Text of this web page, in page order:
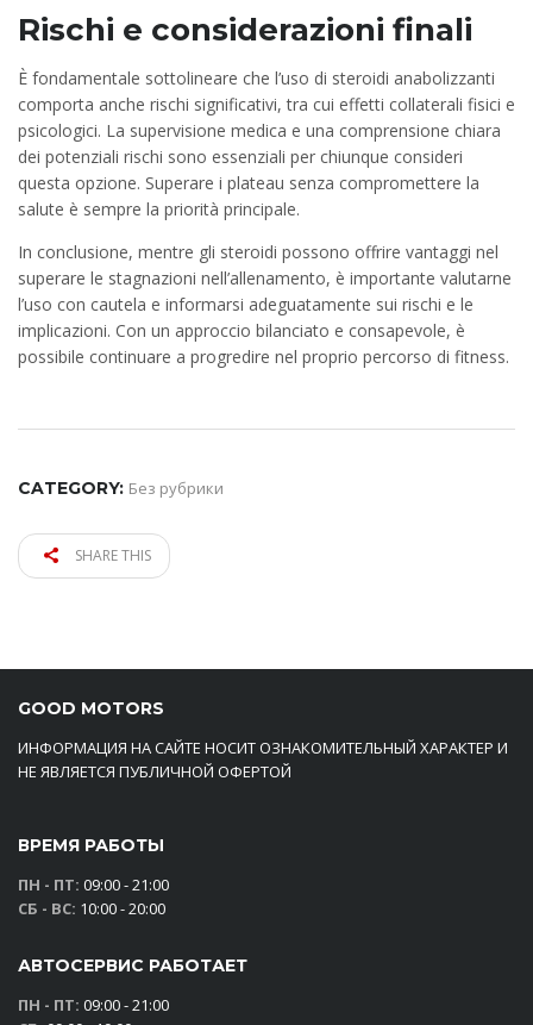
Rischi e considerazioni finali
È fondamentale sottolineare che l’uso di steroidi anabolizzanti
comporta anche rischi significativi, tra cui effetti collaterali fisici e
psicologici. La supervisione medica e una comprensione chiara
dei potenziali rischi sono essenziali per chiunque consideri
questa opzione. Superare i plateau senza compromettere la
salute è sempre la priorità principale.
In conclusione, mentre gli steroidi possono offrire vantaggi nel
superare le stagnazioni nell’allenamento, è importante valutarne
l’uso con cautela e informarsi adeguatamente sui rischi e le
implicazioni. Con un approccio bilanciato e consapevole, è
possibile continuare a progredire nel proprio percorso di fitness.
CATEGORY: Без рубрики
SHARE THIS
GOOD MOTORS
ИНФОРМАЦИЯ НА САЙТЕ НОСИТ ОЗНАКОМИТЕЛЬНЫЙ ХАРАКТЕР И
НЕ ЯВЛЯЕТСЯ ПУБЛИЧНОЙ ОФЕРТОЙ
ВРЕМЯ РАБОТЫ
ПН - ПТ: 09:00 - 21:00
СБ - ВС: 10:00 - 20:00
АВТОСЕРВИС РАБОТАЕТ
ПН - ПТ: 09:00 - 21:00